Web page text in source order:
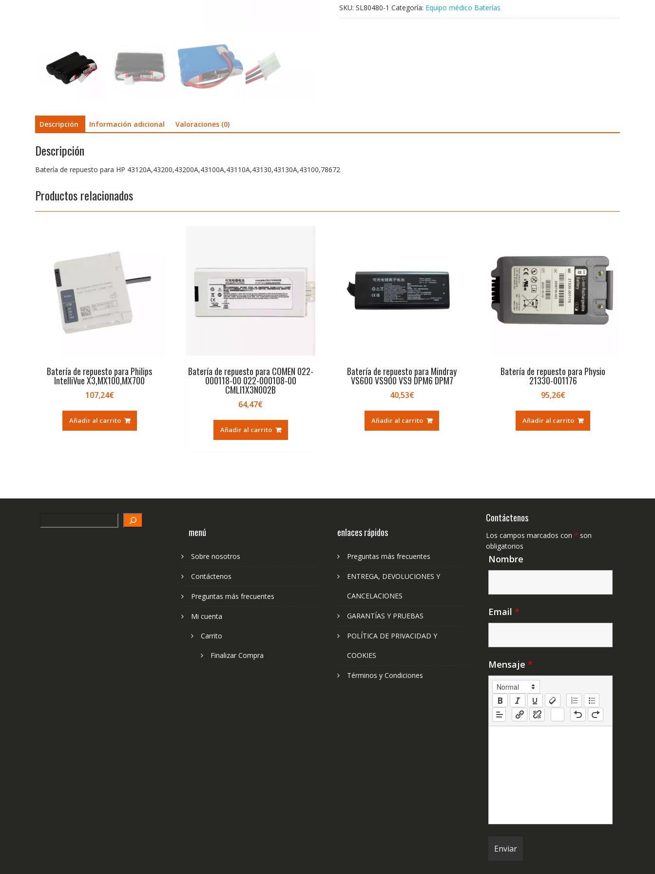
SKU: SL80480-1 Categoría: Equipo médico Baterías
Descripción Información adicional Valoraciones (0)
Descripción
Batería de repuesto para HP 43120A,43200,43200A,43100A,43110A,43130,43130A,43100,78672
Productos relacionados
Batería de repuesto para Philips
IntelliVue X3,MX100,MX700
107,24€
Añadir al carrito
Batería de repuesto para COMEN 022-
000118-00 022-000108-00
CMLI1X3N002B
64,47€
Añadir al carrito
Batería de repuesto para Mindray
VS600 VS900 VS9 DPM6 DPM7
40,53€
Añadir al carrito
Batería de repuesto para Physio
21330-001176
95,26€
Añadir al carrito
menú
Sobre nosotros
Contáctenos
Preguntas más frecuentes
Mi cuenta
Carrito
Finalizar Compra
enlaces rápidos
Preguntas más frecuentes
ENTREGA, DEVOLUCIONES Y
CANCELACIONES
GARANTÍAS Y PRUEBAS
POLÍTICA DE PRIVACIDAD Y
COOKIES
Términos y Condiciones
Contáctenos
Los campos marcados con * son
obligatorios
Nombre
Email *
Mensaje *